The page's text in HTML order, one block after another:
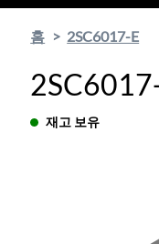
홈 2SC6017-E
재고 보유